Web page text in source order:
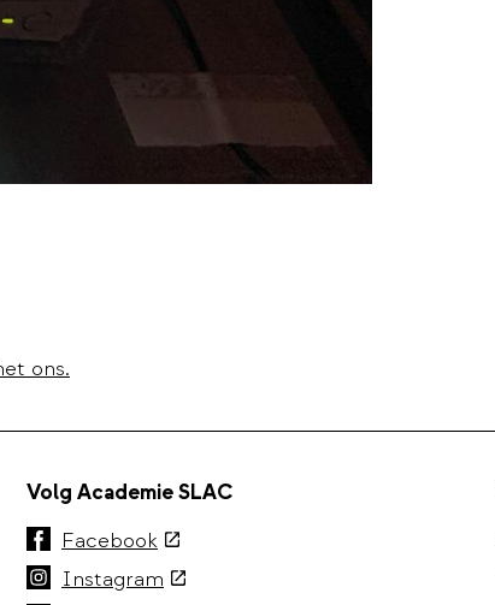
ons.
Volg Academie SLAC
Facebook(externe
link)
Instagram (externe